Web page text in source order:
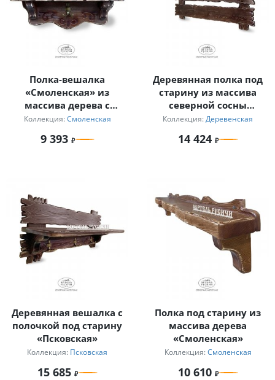
Полка-вешалка
«Смоленская» из
массива дерева с
резьбой
Коллекция: Смоленская
9 393
Деревянная полка под
старину из массива
северной сосны
увеличенная
Коллекция: Деревенская
14 424
Деревянная вешалка с
полочкой под старину
«Псковская»
Коллекция: Псковская
15 685
Полка под старину из
массива дерева
«Смоленская»
Коллекция: Смоленская
10 610